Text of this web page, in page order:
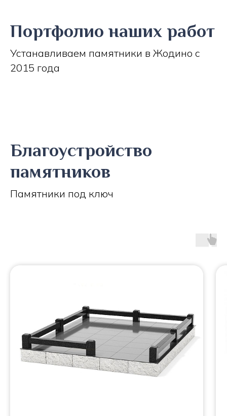
Портфолио наших работ
Устанавливаем памятники в Жодино с
2015 года
Благоустройство
памятников
Памятники под ключ